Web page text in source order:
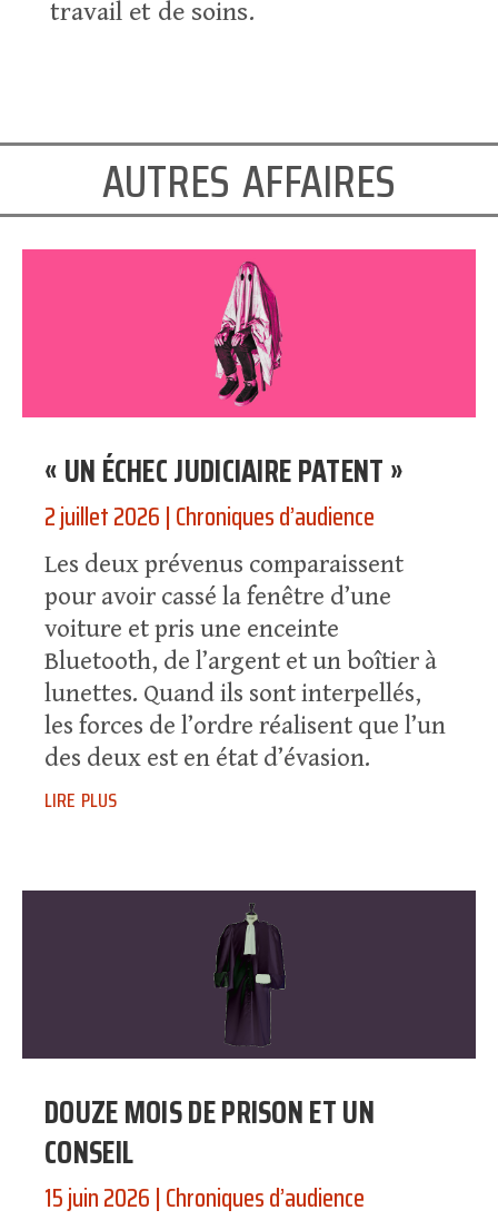
travail et de soins.
autres affaires
« UN ÉCHEC JUDICIAIRE PATENT »
2 juillet 2026|Chroniques d’audience
Les deux prévenus comparaissent
pour avoir cassé la fenêtre d’une
voiture et pris une enceinte
Bluetooth, de l’argent et un boîtier à
lunettes. Quand ils sont interpellés,
les forces de l’ordre réalisent que l’un
des deux est en état d’évasion.
lire plus
DOUZE MOIS DE PRISON ET UN
CONSEIL
15 juin 2026|Chroniques d’audience